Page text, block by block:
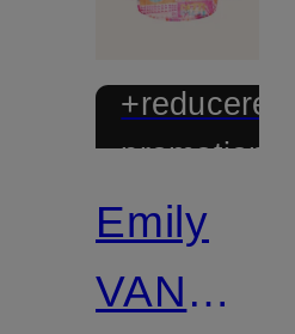
+reducere
promoțională
Emily
VAN